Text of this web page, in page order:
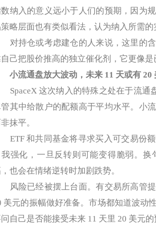
纳入的意义远小于人们的预期，因为
略层面也有类似看法，认为纳入所需
持仓或考虑建仓的人来说，这里的含
己把股价推高的独立催化剂，它更像是
小流通盘放大波动，未来 11 天或有 20
这次纳入的特殊之处在于流通
其中给散户的配额高于平均水平。小
抹平。
和共同基金将寻求买入可交易份额
我强化，一旦反转则可能变得脆弱。
也会在情绪逆转时加剧跌势。
险已经被摆上台面。有交易所高管提
美元的振幅做好准备。市场都知道波动
自己是否能接受未来 11 天里 20 美元